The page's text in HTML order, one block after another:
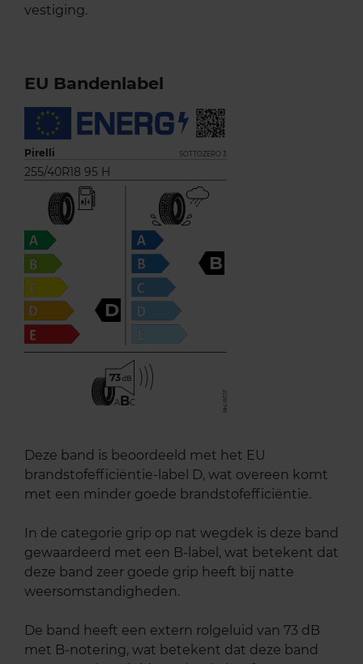
vestiging.
EU Bandenlabel
Pirelli SOTTOZERO 3
255/40R18 95 H
D
B
73
ABC
Deze band is beoordeeld met het EU
brandstofefficiëntie-label D, wat overeen komt
met een minder goede brandstofefficiëntie.
In de categorie grip op nat wegdek is deze band
gewaardeerd met een B-label, wat betekent dat
deze band zeer goede grip heeft bij natte
weersomstandigheden.
De band heeft een extern rolgeluid van 73 dB
met B-notering, wat betekent dat deze band